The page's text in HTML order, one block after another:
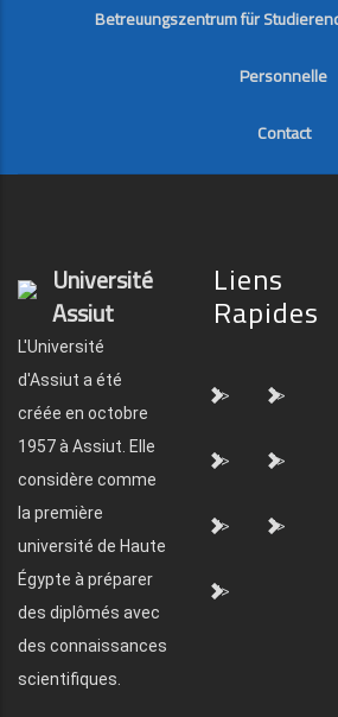
Betreuungszentrum für
Personnelle
Contact
Université
Assiut
L'Université
d'Assiut a été
créée en octobre
1957 à Assiut. Elle
considère comme
la première
université de Haute
Égypte à préparer
des diplômés avec
des connaissances
scientifiques.
Liens
Rapides
"> ">
"> ">
"> ">
">